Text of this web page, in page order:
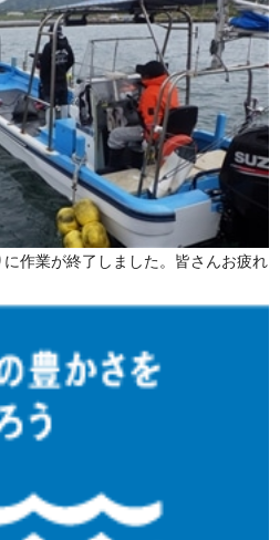
作業が終了しました。皆さんお疲れ